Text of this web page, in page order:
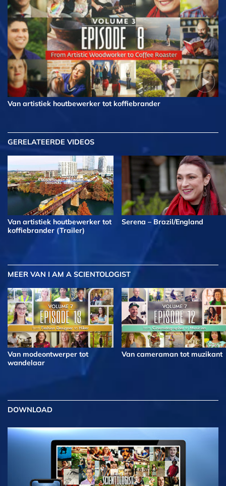
Van artistiek houtbewerker tot koffiebrander
GERELATEERDE VIDEOS
Van artistiek houtbewerker tot
koffiebrander (Trailer)
Serena – Brazil/England
MEER VAN I AM A SCIENTOLOGIST
Van modeontwerper tot
wandelaar
Van cameraman tot muzikant
DOWNLOAD